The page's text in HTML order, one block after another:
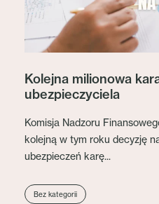
Kolejna milionowa
ubezpieczyciela
Komisja Nadzoru
kolejną w tym roku decyzję
ubezpieczeń karę...
Bez kategorii